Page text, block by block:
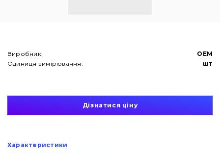
Виробник:
OEM
Одиниця вимірювання:
шт
Дізнатися ціну
Характеристики